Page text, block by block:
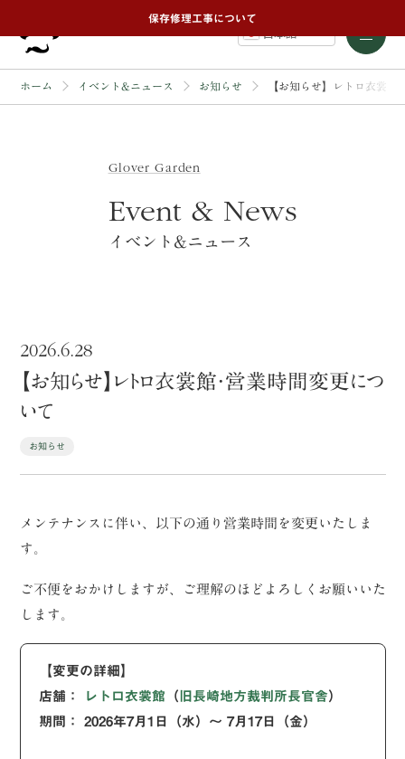
保存修理工事について
ホーム イベント&ニュース お知らせ 【お知らせ】レトロ衣裳館
Glover Garden
Event & News
イベント&ニュース
【お知らせ】レトロ衣裳館・営業時間変更につ
いて
2026.6.28
お知らせ
メンテナンスに伴い、以下の通り営業時間を変更いたしま
す。
ご不便をおかけしますが、ご理解のほどよろしくお願いいた
します。
【変更の詳細】
店舗：
レトロ衣裳館 （ 旧長崎地方裁判所長官舎）
期間： 2026年7月1日（水）～ 7月17日（金）